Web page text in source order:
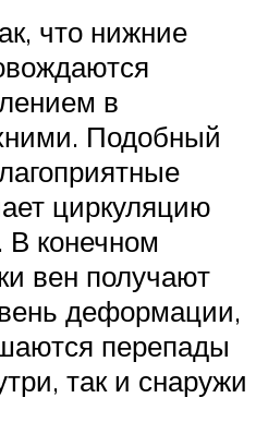
что нижние
в
Подобный
циркуляцию
В конечном
вен получают
деформации,
перепады
так и снаружи